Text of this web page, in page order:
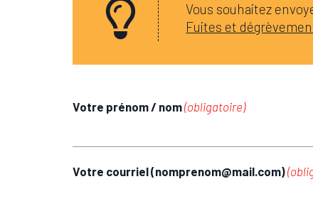
Vous souhaitez
Fuites et
Votre prénom / nom(obligatoire)
Votre courriel (nomprenom@mail.com)